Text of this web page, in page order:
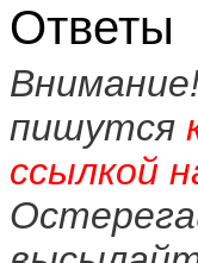
Ответы
пишутся
ссылкой